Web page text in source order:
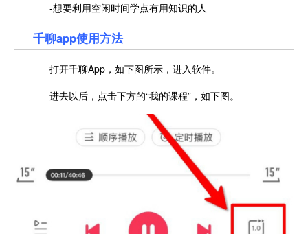
-想要利用空闲时间学点有用知识的人
千聊app使用方法
打开千聊App，如下图所示，进入软件。
进去以后，点击下方的“我的课程”，如下图。